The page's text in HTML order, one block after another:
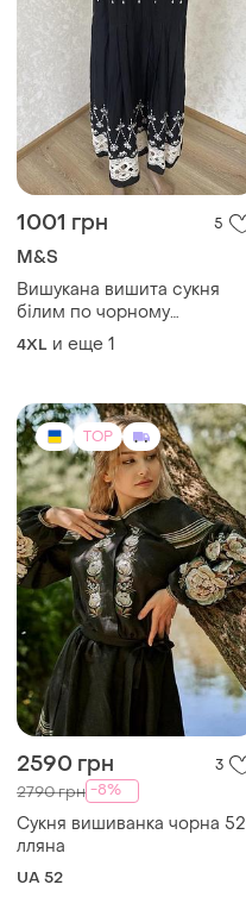
1001 грн 5
M&S
Вишукана вишита сукня
білим по чорному
вишиванка
4XL и еще 1
TOP
2590 грн 3
2790 грн -8%
Сукня вишиванка чорна 52
лляна
UA 52